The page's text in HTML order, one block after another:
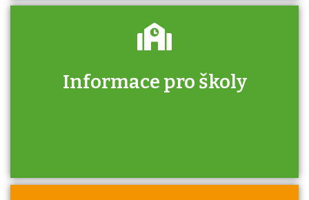
Informace pro školy
Zjistěte, jak se přihlásit ke zkoušce a kde